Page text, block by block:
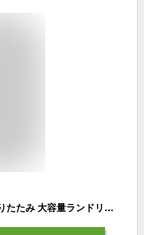
SensaBliss ランドリーバッグ 洗濯カゴ 折りたたみ 大容量ランドリーバスケット メッシュ収納バスケット 洗濯物入れ 丈夫で軽量 持ち運び簡単 プールバッグ 収納 壁掛け 取っ手付き おもちゃ収納 小物収納 プールや旅行にも 家庭用（ブラック）